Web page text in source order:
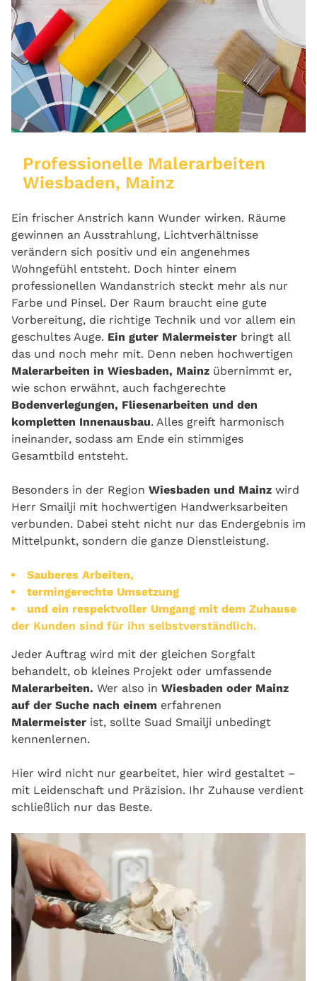
Professionelle Malerarbeiten
Wiesbaden, Mainz
Ein frischer Anstrich kann Wunder wirken. Räume
gewinnen an Ausstrahlung, Lichtverhältnisse
verändern sich positiv und ein angenehmes
Wohngefühl entsteht. Doch hinter einem
professionellen Wandanstrich steckt mehr als nur
Farbe und Pinsel. Der Raum braucht eine gute
Vorbereitung, die richtige Technik und vor allem ein
geschultes Auge. Ein guter Malermeister bringt all
das und noch mehr mit. Denn neben hochwertigen
Malerarbeiten in Wiesbaden, Mainz übernimmt er,
wie schon erwähnt, auch fachgerechte
Bodenverlegungen, Fliesenarbeiten und den
kompletten Innenausbau. Alles greift harmonisch
ineinander, sodass am Ende ein stimmiges
Gesamtbild entsteht.
Besonders in der Region Wiesbaden und Mainz wird
Herr Smailji mit hochwertigen Handwerksarbeiten
verbunden. Dabei steht nicht nur das Endergebnis im
Mittelpunkt, sondern die ganze Dienstleistung.
Sauberes Arbeiten,
termingerechte Umsetzung
und ein respektvoller Umgang mit dem Zuhause
der Kunden sind für ihn selbstverständlich.
Jeder Auftrag wird mit der gleichen Sorgfalt
behandelt, ob kleines Projekt oder umfassende
Malerarbeiten. Wer also in Wiesbaden oder Mainz
auf der Suche nach einem erfahrenen
Malermeister ist, sollte Suad Smailji unbedingt
kennenlernen.
Hier wird nicht nur gearbeitet, hier wird gestaltet –
mit Leidenschaft und Präzision. Ihr Zuhause verdient
schließlich nur das Beste.